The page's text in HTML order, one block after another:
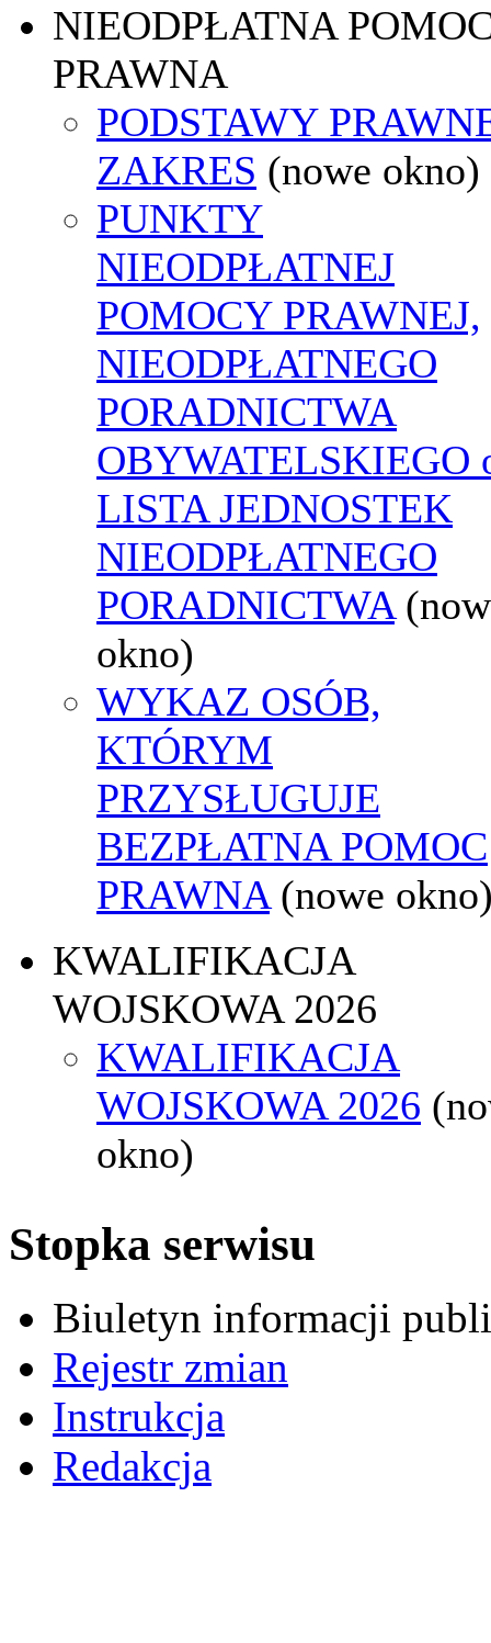
NIEODPŁATNA
PRAWNA
PODSTAWY
ZAKRES (nowe okno)
PUNKTY
NIEODPŁATNEJ
POMOCY PRAWNEJ,
NIEODPŁATNEGO
PORADNICTWA
OBYWATELSKIEGO
LISTA JEDNOSTEK
NIEODPŁATNEGO
PORADNICTWA
okno)
WYKAZ OSÓB,
KTÓRYM
PRZYSŁUGUJE
BEZPŁATNA POMOC
PRAWNA (nowe
KWALIFIKACJA
WOJSKOWA 2026
KWALIFIKACJA
WOJSKOWA 2026
okno)
Stopka serwisu
Biuletyn informacji
Rejestr zmian
Instrukcja
Redakcja